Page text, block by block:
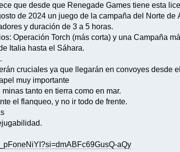
que desde que Renegade Games tiene esta
de 2024 un juego de la campaña del Norte de
y duración de 3 a 5 horas.
Operación Torch (más corta) y una Campaña
Italia hasta el Sáhara.
cruciales ya que llegarán en convoyes desde
muy importante
tanto en tierra como en mar.
el flanqueo, y no ir todo de frente.
aQy